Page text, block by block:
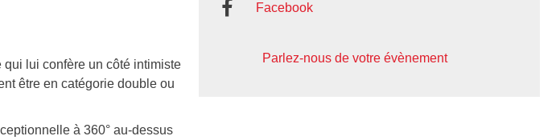
qui lui confère un côté intimiste
être en catégorie double ou
à 360° au-dessus
Facebook
Parlez-nous de votre évènement